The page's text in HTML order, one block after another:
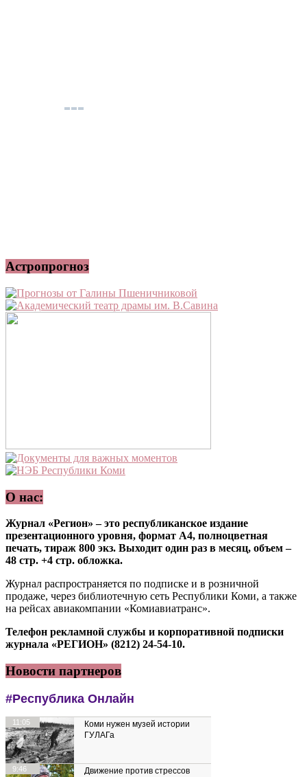
Астропрогноз
О нас:
Журнал «Регион» – это республиканское издание
презентационного уровня, формат А4, полноцветная
печать, тираж 800 экз. Выходит один раз в месяц, объем –
48 стр. +4 стр. обложка.
Журнал распространяется по подписке и в розничной
продаже, через библиотечную сеть Республики Коми, а также
на рейсах авиакомпании «Комиавиатранс».
Телефон рекламной службы и корпоративной подписки
журнала «РЕГИОН» (8212) 24-54-10.
Новости партнеров